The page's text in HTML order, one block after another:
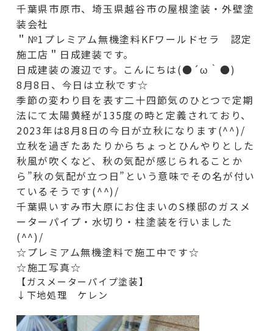
千葉県市原市、埼玉県越谷市の屋根塗装・外壁塗
装会社
＂№1プレミアム無機塗料KFワールドセラ 認定
施工店＂日成建装です。
日成建装の渡辺です。こんにちは(●´ω｀●)
8月8日、今日は立秋です☆
季節の変わり目を表す二十四節気のひとつで定期
法にて太陽黄経が135度の時と定義されており、
2023年は8月8日の今日が立秋になります(^^)/
立秋を過ぎたあたりからちょっとひんやりとした
秋風が吹くなど、秋の気配が感じられることか
ら”秋の気配が立つ日”という意味でその名が付い
ているそうです(^^)/
千葉県いすみ市大原にお住まいのS様邸のガスメ
ーターパイプ・水切り・柱塗装を行いました
(^^)/
☆プレミアム無機塗料で施工中です☆
☆施工写真☆
【ガスメーターパイプ塗装】
↓下地処理 ケレン